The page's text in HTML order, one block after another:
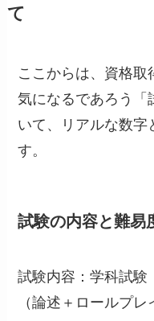
て
ここからは、資格取
気になるであろう「
いて、リアルな数字
す。
試験の内容と難易
試験内容：学科試験
（論述＋ロールプ